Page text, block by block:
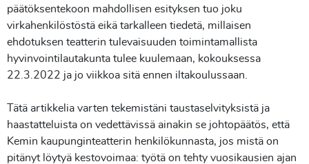
päätöksentekoon mahdollisen esityksen tuo joku
virkahenkilöstöstä eikä tarkalleen tiedetä, millaisen
ehdotuksen teatterin tulevaisuuden toimintamallista
hyvinvointilautakunta tulee kuulemaan, kokouksessa
22.3.2022 ja jo viikkoa sitä ennen iltakoulussaan.
Tätä artikkelia varten tekemistäni taustaselvityksistä ja
haastatteluista on vedettävissä ainakin se johtopäätös, että
Kemin kaupunginteatterin henkilökunnasta, jos mistä on
pitänyt löytyä kestovoimaa: työtä on tehty vuosikausien ajan